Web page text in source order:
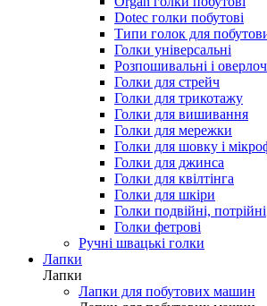
Dotec голки побутові
Типи голок для
Голки універсальні
Розпошивальні і
Голки для стрейч
Голки для трикотажу
Голки для вишивання
Голки для мережки
Голки для шовку і
Голки для джинса
Голки для квілтінга
Голки для шкіри
Голки подвійні, потрійні
Голки фетрові
Ручні швацькі голки
Лапки
Лапки
Лапки для побутових машин